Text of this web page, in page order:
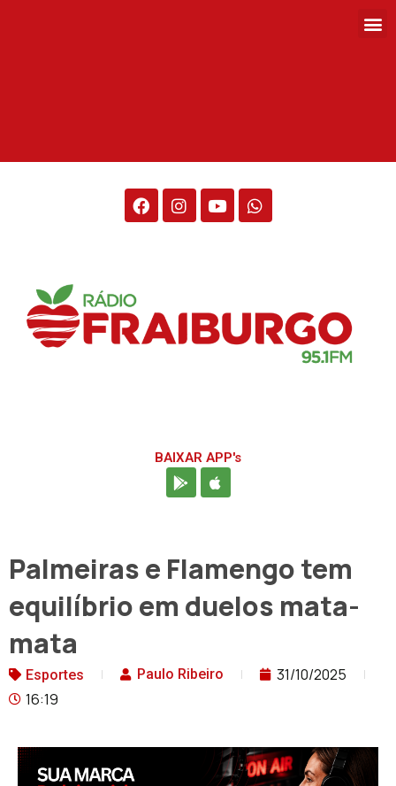
BAIXAR APP's
Palmeiras e Flamengo tem
equilíbrio em duelos mata-
mata
Esportes Paulo Ribeiro
31/10/2025
16:19